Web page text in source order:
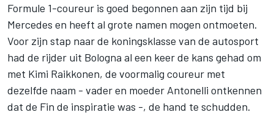
Formule 1-coureur is goed begonnen aan zijn tijd bij
Mercedes en heeft al grote namen mogen ontmoeten.
Voor zijn stap naar de koningsklasse van de autosport
had de rijder uit Bologna al een keer de kans gehad om
met Kimi Raikkonen, de voormalig coureur met
dezelfde naam - vader en moeder Antonelli ontkennen
dat de Fin de inspiratie was -, de hand te schudden.